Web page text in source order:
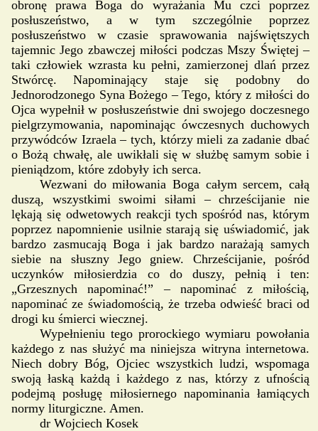
obronę prawa Boga do wyrażania Mu czci poprzez
posłuszeństwo, a w tym szczególnie poprzez
posłuszeństwo w czasie sprawowania najświętszych
tajemnic Jego zbawczej miłości podczas Mszy Świętej –
taki człowiek wzrasta ku pełni, zamierzonej dlań przez
Stwórcę. Napominający staje się podobny do
Jednorodzonego Syna Bożego – Tego, który z miłości do
Ojca wypełnił w posłuszeństwie dni swojego doczesnego
pielgrzymowania, napominając ówczesnych duchowych
przywódców Izraela – tych, którzy mieli za zadanie dbać
o Bożą chwałę, ale uwikłali się w służbę samym sobie i
pieniądzom, które zdobyły ich serca.
Wezwani do miłowania Boga całym sercem, całą
duszą, wszystkimi swoimi siłami – chrześcijanie nie
lękają się odwetowych reakcji tych spośród nas, którym
poprzez napomnienie usilnie starają się uświadomić, jak
bardzo zasmucają Boga i jak bardzo narażają samych
siebie na słuszny Jego gniew. Chrześcijanie, pośród
uczynków miłosierdzia co do duszy, pełnią i ten:
„Grzesznych napominać!” – napominać z miłością,
napominać ze świadomością, że trzeba odwieść braci od
drogi ku śmierci wiecznej.
Wypełnieniu tego prorockiego wymiaru powołania
każdego z nas służyć ma niniejsza witryna internetowa.
Niech dobry Bóg, Ojciec wszystkich ludzi, wspomaga
swoją łaską każdą i każdego z nas, którzy z ufnością
podejmą posługę miłosiernego napominania łamiących
normy liturgiczne. Amen.
dr Wojciech Kosek